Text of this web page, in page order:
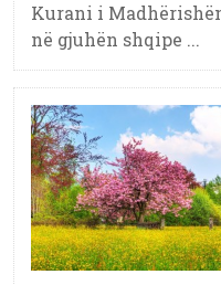
Kurani i
në gjuhën shqipe ...